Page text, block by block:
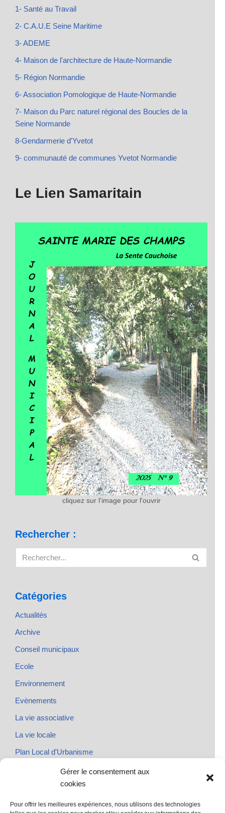
Gérer le consentement aux
cookies
Pour offrir les meilleures expériences, nous utilisons des technologies
1- Santé au Travail
2- C.A.U.E Seine Maritime
3- ADEME
4- Maison de l'architecture de Haute-Normandie
5- Région Normandie
6- Association Pomologique de Haute-Normandie
7- Maison du Parc naturel régional des Boucles de la
Seine Normande
8-Gendarmerie d'Yvetot
9- communauté de communes Yvetot Normandie
Le Lien Samaritain
cliquez sur l'image pour l'ouvrir
Rechercher :
Catégories
Actualités
Archive
Conseil municipaux
Ecole
Environnement
Evènements
La vie associative
La vie locale
Plan Local d'Urbanisme